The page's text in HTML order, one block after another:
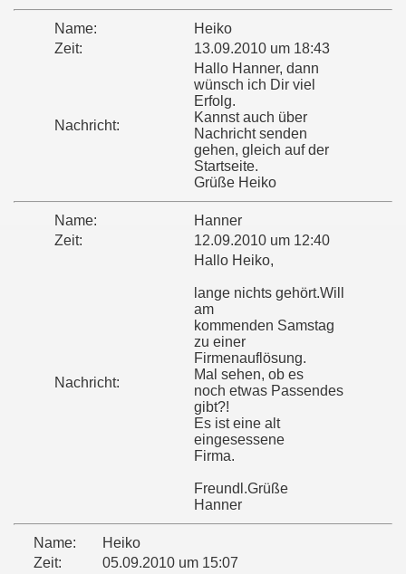
Name:
Heiko
Zeit:
13.09.2010 um 18:43
Nachricht:
Hallo Hanner, dann
wünsch ich Dir viel
Erfolg.
Kannst auch über
Nachricht senden
gehen, gleich auf der
Startseite.
Grüße Heiko
Name:
Hanner
Zeit:
12.09.2010 um 12:40
Nachricht:
Hallo Heiko,
lange nichts gehört.Will
am
kommenden Samstag
zu einer
Firmenauflösung.
Mal sehen, ob es
noch etwas Passendes
gibt?!
Es ist eine alt
eingesessene
Firma.
Freundl.Grüße
Hanner
Name:
Heiko
Zeit:
05.09.2010 um 15:07